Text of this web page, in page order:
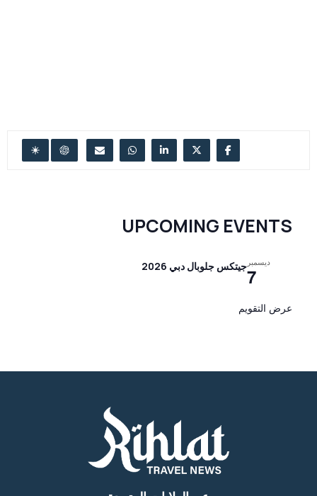
UPCOMING EVENTS
ديسمبر
7جيتكس جلوبال دبي 2026
عرض التقويم